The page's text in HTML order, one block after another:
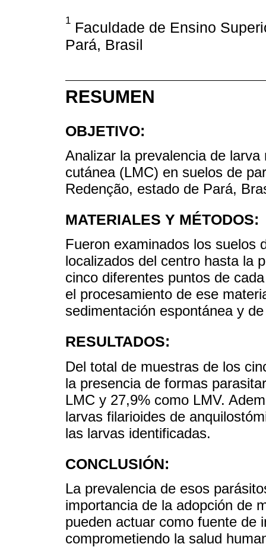
1 Faculdade de Ensino
Pará, Brasil
RESUMEN
OBJETIVO:
Analizar la prevalencia de
cutánea (LMC) en suelos de
Redenção, estado de Pará,
MATERIALES Y MÉTODOS:
Fueron examinados los suelos
localizados del centro hasta la
cinco diferentes puntos de
el procesamiento de ese
sedimentación espontánea y
RESULTADOS:
Del total de muestras de los
la presencia de formas
LMC y 27,9% como LMV.
larvas filarioides de
las larvas identificadas.
CONCLUSIÓN:
La prevalencia de esos
importancia de la adopción de
pueden actuar como fuente de
comprometiendo la salud